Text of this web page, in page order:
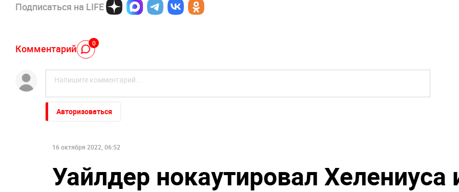
Подписаться на LIFE
Комментарий 0
Авторизоваться
16 октября 2022, 06:52
Уайлдер нокаутировал Хелениуса